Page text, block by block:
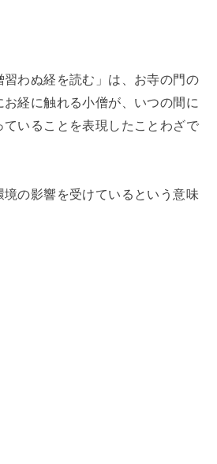
わぬ経を読む」は、お寺の門の
経に触れる小僧が、いつの間に
いることを表現したことわざで
境の影響を受けているという意味